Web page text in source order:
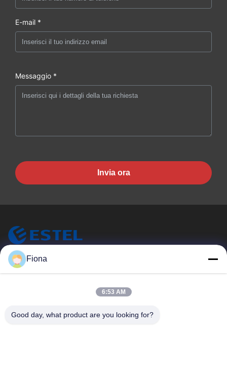
E-mail *
Messaggio *
Invia ora
ESTEL (GUANGDONG) TECHNOLOGY CO., LTD.
Casa.
Nuovo
Fiona
6:53 AM
Good day, what product are you looking for?